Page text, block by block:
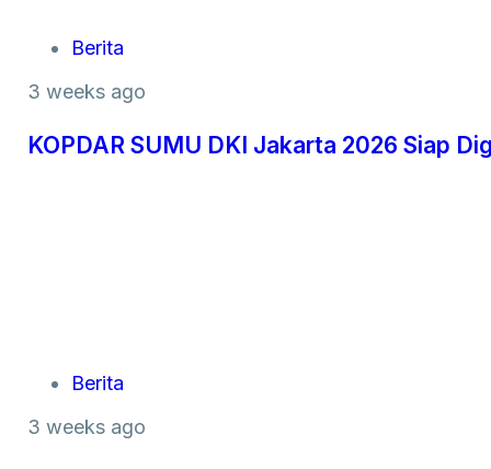
Berita
3 weeks ago
KOPDAR SUMU DKI Jakarta 2026 Siap
Berita
3 weeks ago